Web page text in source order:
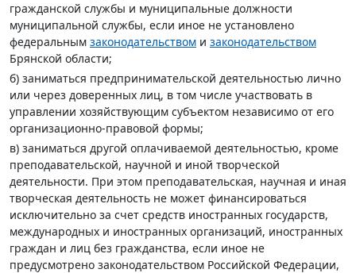
гражданской службы и муниципальные должности
муниципальной службы, если иное не установлено
федеральным законодательством и законодательством
Брянской области;
б) заниматься предпринимательской деятельностью лично
или через доверенных лиц, в том числе участвовать в
управлении хозяйствующим субъектом независимо от его
организационно-правовой формы;
в) заниматься другой оплачиваемой деятельностью, кроме
преподавательской, научной и иной творческой
деятельности. При этом преподавательская, научная и иная
творческая деятельность не может финансироваться
исключительно за счет средств иностранных государств,
международных и иностранных организаций, иностранных
граждан и лиц без гражданства, если иное не
предусмотрено законодательством Российской Федерации,